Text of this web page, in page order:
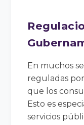
En muchos
reguladas
que los
Esto es
servicios